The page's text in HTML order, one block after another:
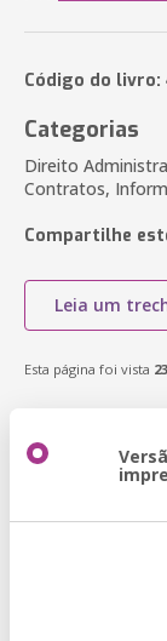
Código do livro:
Categorias
Direito
Contratos,
Compartilhe
Leia um
Esta página foi vista